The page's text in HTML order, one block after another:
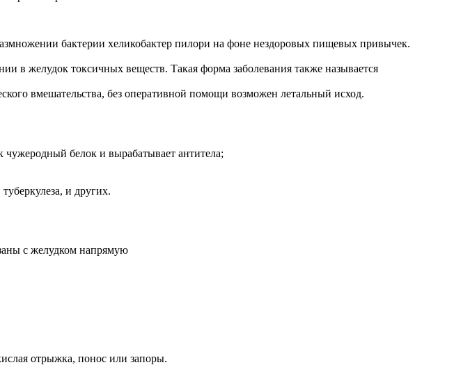
бактерии хеликобактер пилори на фоне нездоровых пищевых привычек.
в желудок токсичных веществ. Такая форма заболевания также называется
вмешательства, без оперативной помощи возможен летальный исход.
белок и вырабатывает антитела;
и других.
с желудком напрямую
отрыжка, понос или запоры.